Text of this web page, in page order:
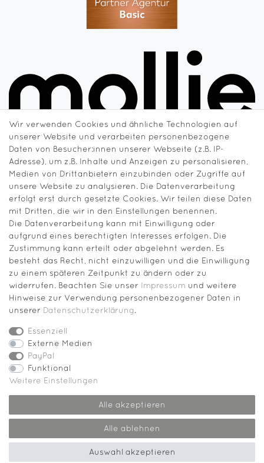
Wir verwenden Cookies und ähnliche Technologien auf
unserer Website und verarbeiten personenbezogene
Daten von Besucher:innen unserer Webseite (z.B. IP-
Adresse), um z.B. Inhalte und Anzeigen zu personalisieren,
Medien von Drittanbietern einzubinden oder Zugriffe auf
unsere Website zu analysieren. Die Datenverarbeitung
erfolgt erst durch gesetzte Cookies. Wir teilen diese Daten
mit Dritten, die wir in den Einstellungen benennen.
Die Datenverarbeitung kann mit Einwilligung oder
aufgrund eines berechtigten Interesses erfolgen. Die
Zustimmung kann erteilt oder abgelehnt werden. Es
besteht das Recht, nicht einzuwilligen und die Einwilligung
zu einem späteren Zeitpunkt zu ändern oder zu
widerrufen. Beachten Sie unser Impressum und weitere
Hinweise zur Verwendung personenbezogener Daten in
unserer Daten­schutz­erklärung.
Essenziell
Externe Medien
PayPal
Funktional
Weitere Einstellungen
Alle akzeptieren
Alle ablehnen
Auswahl akzeptieren
© Copyright 2026 | Alle Rechte vorbehalten.